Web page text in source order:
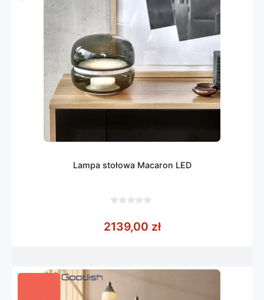
Lampa stołowa Macaron LED
5
2139,00 zł